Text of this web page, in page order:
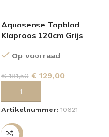
Aquasense Topblad
Klaproos 120cm Grijs
Op voorraad
€181,50 € 129,00
Artikelnummer: 10621
-29%